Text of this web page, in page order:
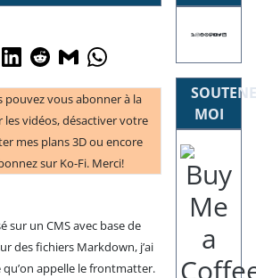
vous abonner à la
les vidéos, désactiver votre
mes plans 3D ou encore
sur Ko-Fi. Merci!
sur un CMS avec base de
des fichiers Markdown, j’ai
appelle le frontmatter.
MOI